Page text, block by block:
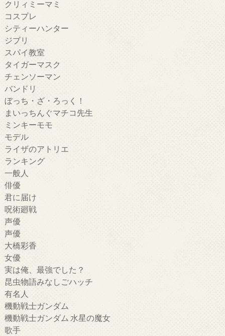
クリィミーマミ
コスプレ
シティーハンター
ジブリ
スパイ教室
タイガーマスク
チェンソーマン
バンドリ
ぼっち・ざ・ろっく！
まいっちんぐマチコ先生
ミンキーモモ
モデル
ライザのアトリエ
ランキング
一般人
俳優
君に届け
呪術廻戦
声優
声優
大橋彩香
女優
実は俺、最強でした？
昆虫物語みなしごハッチ
有名人
機動戦士ガンダム
機動戦士ガンダム 水星の魔女
歌手